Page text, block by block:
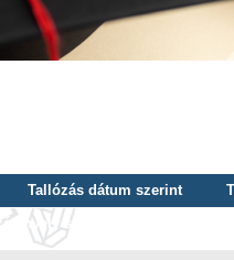
Tallózás dátum szerint
nyelv szerint